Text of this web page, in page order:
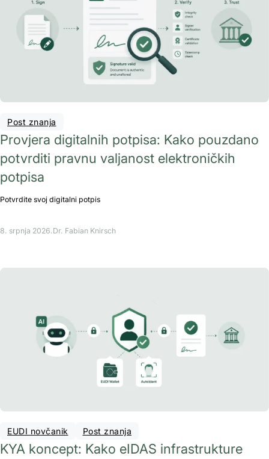
Post znanja
Provjera digitalnih potpisa: Kako pouzdano
potvrditi pravnu valjanost elektroničkih
potpisa
Potvrdite svoj digitalni potpis
8. srpnja 2026. Dr. Fabian Knirsch
EUDI novčanik Post znanja
KYA koncept: Kako eIDAS infrastrukture